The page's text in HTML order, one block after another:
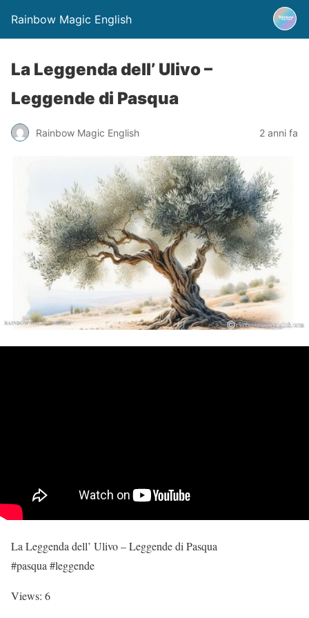
Rainbow Magic English
La Leggenda dell’ Ulivo –
Leggende di Pasqua
Rainbow Magic English 2 anni fa
La Leggenda dell’ Ulivo – Leggende di Pasqua
#pasqua #leggende
Views: 6